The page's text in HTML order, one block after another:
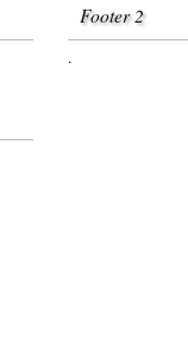
Footer 2
.